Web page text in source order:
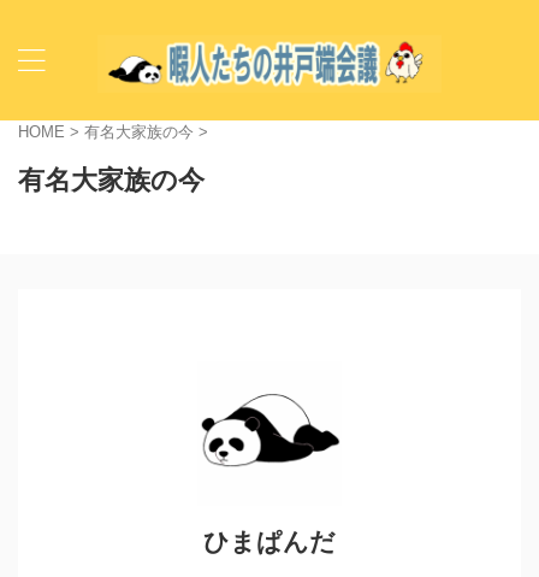
HOME > 有名大家族の今 >
有名大家族の今
ひまぱんだ